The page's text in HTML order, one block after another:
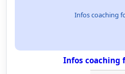
Infos coaching
Infos coaching